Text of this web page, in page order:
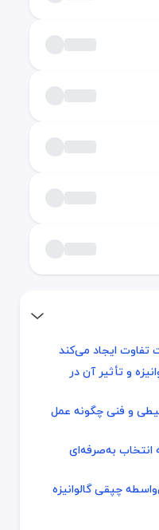
تفاوت ایجاد می‌کند
و تأثیر آن در خطوط
و فنی چگونه عمل می‌کند؟
انتخاب به‌صرفه‌ای است؟
چپقی گالوانیزه
در اتصالات تفاوت
تفاوت ایجاد می‌کند
و تأثیر آن در
و فنی چگونه عمل
انتخاب به‌صرفه‌ای
چپقی گالوانیزه